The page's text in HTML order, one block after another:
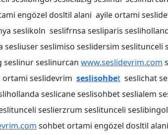
engözel dosltil alani ayile ortami
seslikoln seslifrnsa sesliparis
sesliuser seslimiso seslidersim seslitunceli
seslinur seslinurcan www.seslidevrim.com
seslidevrim seslisohbet seslichat
seslicane seslisohbet seslialem
seslierzrum seslitunceli
sohbet ortami engözel dosltil